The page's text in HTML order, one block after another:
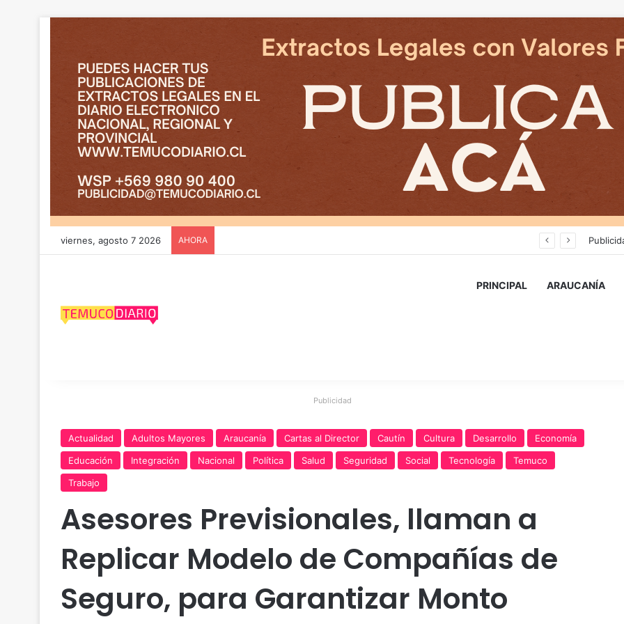
viernes, agosto 7 2026 AHORA
PRINCIPAL ARAUCANÍA
Publicidad
Actualidad Adultos Mayores Araucanía Cartas al Director Cautín Cultura Desarrollo
Economía
Educación
Integración Nacional Política Salud Seguridad Social Tecnología
Temuco
Trabajo
Asesores Previsionales, llaman a
Replicar Modelo de Compañías de
Seguro, para Garantizar Monto